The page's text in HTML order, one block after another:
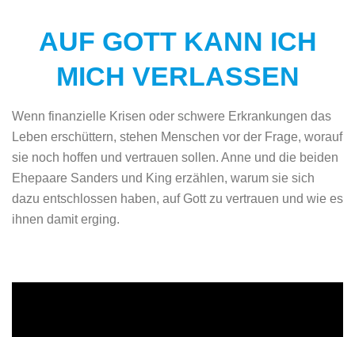
AUF GOTT KANN ICH
MICH VERLASSEN
Wenn finanzielle Krisen oder schwere Erkrankungen das
Leben erschüttern, stehen Menschen vor der Frage, worauf
sie noch hoffen und vertrauen sollen. Anne und die beiden
Ehepaare Sanders und King erzählen, warum sie sich
dazu entschlossen haben, auf Gott zu vertrauen und wie es
ihnen damit erging.